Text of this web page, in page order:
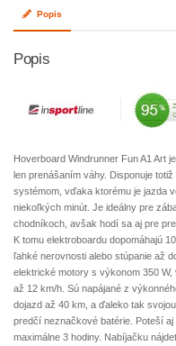
Popis
Popis
Hoverboard Windrunner Fun A1 Art
len prenášaním váhy. Disponuje
systémom, vďaka ktorému je jazda
niekoľkých minút. Je ideálny pre
chodníkoch, avšak hodí sa aj pre
K tomu elektroboardu dopomáhajú
ľahké nerovnosti alebo stúpanie až
elektrické motory s výkonom 350
až 12 km/h. Sú napájané z
dojazd až 40 km, a ďaleko tak
predčí neznačkové batérie. Poteší
maximálne 3 hodiny. Nabíjačku